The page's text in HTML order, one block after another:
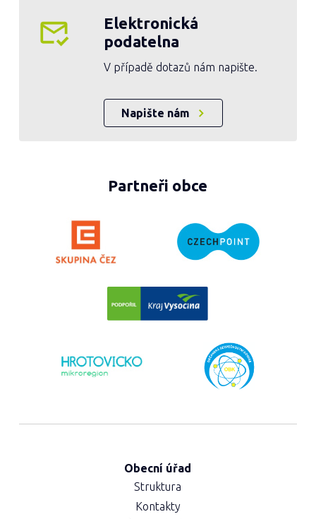
Elektronická
podatelna
V případě dotazů nám napište.
Napište nám
Partneři obce
Obecní úřad
Struktura
Kontakty